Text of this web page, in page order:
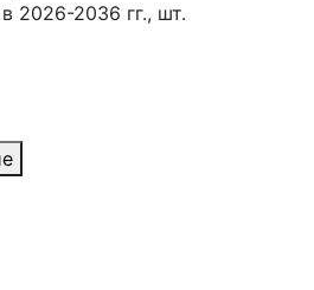
2026-2036 гг., шт.